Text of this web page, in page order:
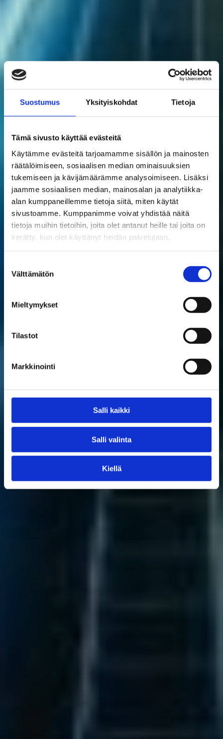
Suostumus Yksityiskohdat Tietoja
Tämä sivusto käyttää evästeitä
Käytämme evästeitä tarjoamamme sisällön ja mainosten
räätälöimiseen, sosiaalisen median ominaisuuksien
tukemiseen ja kävijämäärämme analysoimiseen. Lisäksi
jaamme sosiaalisen median, mainosalan ja analytiikka-
alan kumppaneillemme tietoja siitä, miten käytät
sivustoamme. Kumppanimme voivat yhdistää näitä
tietoja muihin tietoihin, joita olet antanut heille tai joita on
kerätty, kun olet käyttänyt heidän palvelujaan.
valinta
Välttämätön
Mieltymykset
Tilastot
Markkinointi
Salli kaikki
Salli valinta
Kiellä